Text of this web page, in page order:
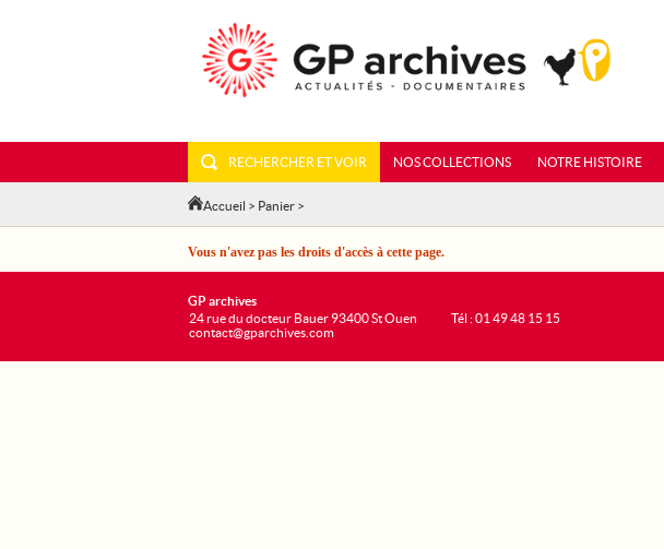
RECHERCHER ET VOIR NOS COLLECTIONS NOTRE HISTOIRE
Accueil > Panier >
Vous n'avez pas les droits d'accès à cette page.
GP archives
24 rue du docteur Bauer 93400 St Ouen
contact@gparchives.com
Tél : 01 49 48 15 15